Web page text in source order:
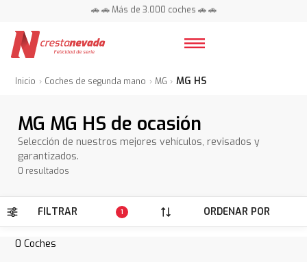
🚗 🚗 Más de 3.000 coches 🚗 🚗
Inicio Coches de segunda mano MG MG HS
MG MG HS de ocasión
Selección de nuestros mejores vehículos, revisados y
garantizados.
0 resultados
FILTRAR 1 ORDENAR POR
0 Coches